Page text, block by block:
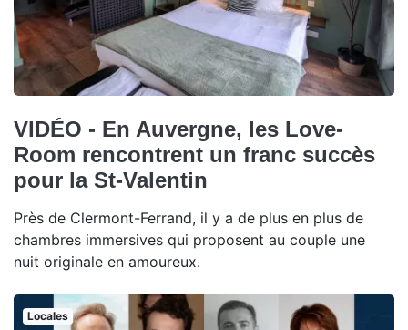
VIDÉO - En Auvergne, les Love-
Room rencontrent un franc succès
pour la St-Valentin
Près de Clermont-Ferrand, il y a de plus en plus de
chambres immersives qui proposent au couple une
nuit originale en amoureux.
Locales